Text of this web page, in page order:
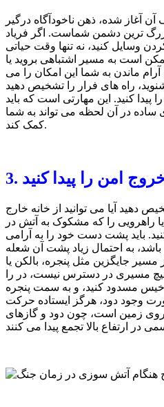
آغاز شده، ذهن ناخودآگاه درگیر
ترین دشمن شماست. اگر فریاد
وسایل کنید، نه تنها وقت حیاتی
است به مسیر اشتباهی بروید یا
ماندن به شما این امکان را می
راه های فرار را تشخیص دهید
کنید. این مهارتی است که باید
ساده در آن لحظه می تواند به شما
کمک کند.
خروج امن را پیدا کنید
دهید آیا می توانید از خانه خارج
راهرویی را که مشکوک به آتش در
باید پشت دست خود را به آرامی
به احتمال زیاد پشت آن شعله
مسیر جایگزین مثل پنجره، بالکن یا
هیچ مسیری در دسترس نیست، در را
خیس مسدود کنید، و به سمت پنجره
وجود دود، هرگز ایستاده حرکت
روی زمین است، چون دود و گازهای